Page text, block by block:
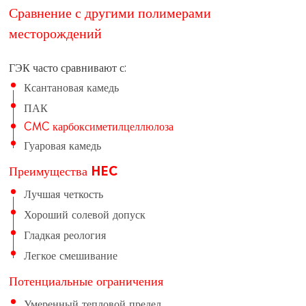
Сравнение с другими полимерами
месторождений
ГЭК часто сравнивают с:
Ксантановая камедь
ПАК
CMC карбоксиметилцеллюлоза
Гуаровая камедь
Преимущества HEC
Лучшая четкость
Хороший солевой допуск
Гладкая реология
Легкое смешивание
Потенциальные ограничения